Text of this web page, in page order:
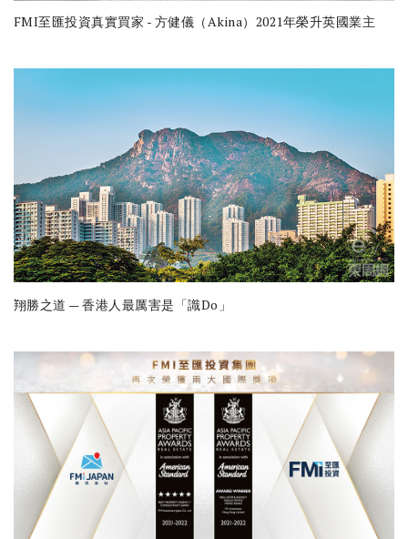
FMI至匯投資真實買家 - 方健儀（Akina）2021年榮升英國業主
翔勝之道 — 香港人最厲害是「識Do」